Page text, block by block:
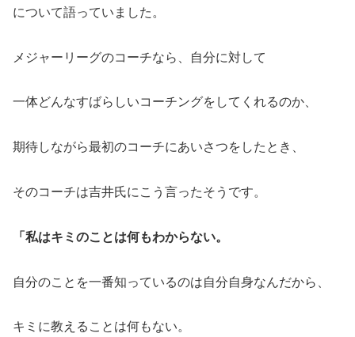
について語っていました。
メジャーリーグのコーチなら、自分に対して
一体どんなすばらしいコーチングをしてくれるのか、
期待しながら最初のコーチにあいさつをしたとき、
そのコーチは吉井氏にこう言ったそうです。
「私はキミのことは何もわからない。
自分のことを一番知っているのは自分自身なんだから、
キミに教えることは何もない。